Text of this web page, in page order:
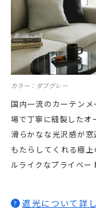
カラー：ダブグレー
国内一流のカーテン
場で丁寧に縫製したオ
滑らかなな光沢感が
もたらしてくれる極
ルライクなプライベー
? 遮光について詳